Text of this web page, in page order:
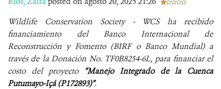
Wildlife Conservation Society - WCS ha recibido
financiamiento del Banco Internacional de
Reconstrucción y Fomento (BIRF o Banco Mundial) a
través de la Donación No. TF0B8254-6L, para financiar el
costo del proyecto
“Manejo Integrado de la Cuenca
Putumayo-Içá (P172893)”.